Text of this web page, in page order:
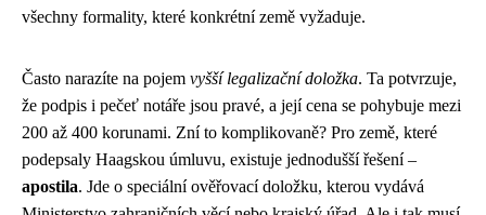
všechny formality, které konkrétní země vyžaduje.
Často narazíte na pojem vyšší legalizační doložka. Ta potvrzuje,
že podpis i pečeť notáře jsou pravé, a její cena se pohybuje mezi
200 až 400 korunami. Zní to komplikovaně? Pro země, které
podepsaly Haagskou úmluvu, existuje jednodušší řešení –
apostila. Jde o speciální ověřovací doložku, kterou vydává